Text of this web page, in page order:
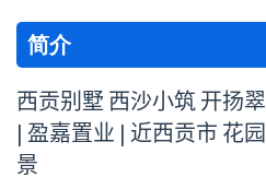
简介
西贡别墅 西沙小筑 开扬
| 盈嘉置业 | 近西贡市 花
景